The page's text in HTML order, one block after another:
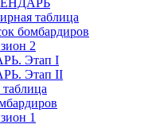
таблица
бомбардиров
2
Этап I
Этап II
1